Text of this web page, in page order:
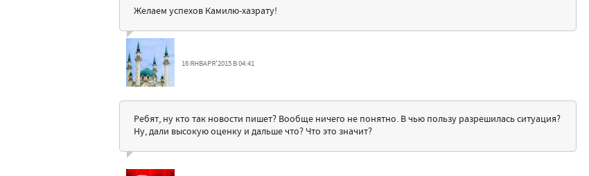
Желаем успехов Камилю-хазрату!
16 ЯНВАРЯ'2015 В 04:41
Ребят, ну кто так новости пишет? Вообще ничего не понятно. В чью пользу разрешилась ситуация?
Ну, дали высокую оценку и дальше что? Что это значит?